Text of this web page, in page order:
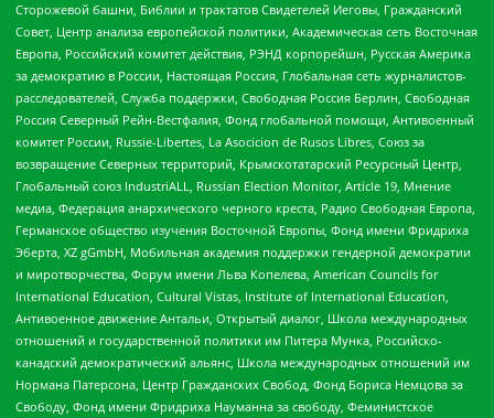
Сторожевой башни, Библии и трактатов Свидетелей Иеговы, Гражданский
Совет, Центр анализа европейской политики, Академическая сеть Восточная
Европа, Российский комитет действия, РЭНД корпорейшн, Русская Америка
за демократию в России, Настоящая Россия, Глобальная сеть журналистов-
расследователей, Служба поддержки, Свободная Россия Берлин, Свободная
Россия Северный Рейн-Вестфалия, Фонд глобальной помощи, Антивоенный
комитет России, Russie-Libertes, La Asocicion de Rusos Libres, Союз за
возвращение Северных территорий, Крымскотатарский Ресурсный Центр,
Глобальный союз IndustriALL, Russian Election Monitor, Article 19, Мнение
медиа, Федерация анархического черного креста, Радио Свободная Европа,
Германское общество изучения Восточной Европы, Фонд имени Фридриха
Эберта, XZ gGmbH, Мобильная академия поддержки гендерной демократии
и миротворчества, Форум имени Льва Копелева, American Councils for
International Education, Cultural Vistas, Institute of International Education,
Антивоенное движение Антальи, Открытый диалог, Школа международных
отношений и государственной политики им Питера Мунка, Российско-
канадский демократический альянс, Школа международных отношений им
Нормана Патерсона, Центр Гражданских Свобод, Фонд Бориса Немцова за
Свободу, Фонд имени Фридриха Науманна за свободу, Феминистское